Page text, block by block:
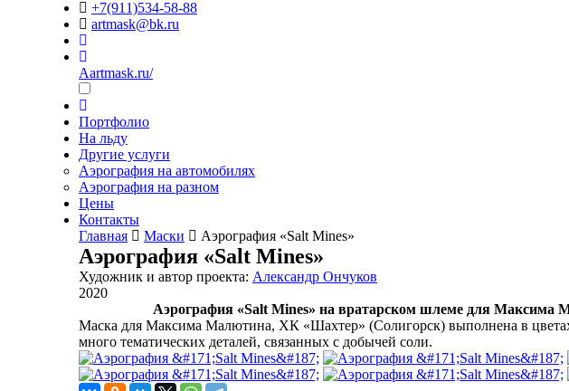
+7(911)534-58-88
artmask@bk.ru
Aartmask.ru/
Портфолио
На льду
Другие услуги
Аэрография на автомобилях
Аэрография на разном
Цены
Контакты
Главная
Маски Аэрография «Salt Mines»
Аэрография «Salt Mines»
Художник и автор проекта: Александр Ончуков
2020
Аэрография «Salt Mines» на вратарском шлеме для
Маска для Максима Малютина, ХК «Шахтер» (Солигорск) выполнена в
много тематических деталей, связанных с добычей соли.